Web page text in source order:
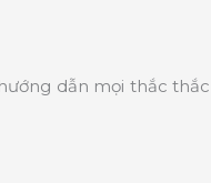
dẫn mọi thắc